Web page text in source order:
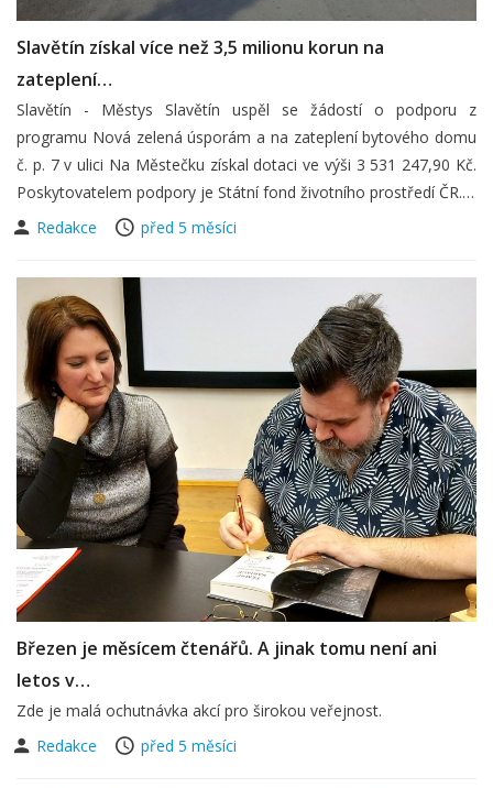
Slavětín získal více než 3,5 milionu korun na
zateplení…
Slavětín - Městys Slavětín uspěl se žádostí o podporu z
programu Nová zelená úsporám a na zateplení bytového domu
č. p. 7 v ulici Na Městečku získal dotaci ve výši 3 531 247,90 Kč.
Poskytovatelem podpory je Státní fond životního prostředí ČR.…
Redakce
před 5 měsíci
Březen je měsícem čtenářů. A jinak tomu není ani
letos v…
Zde je malá ochutnávka akcí pro širokou veřejnost.
Redakce
před 5 měsíci